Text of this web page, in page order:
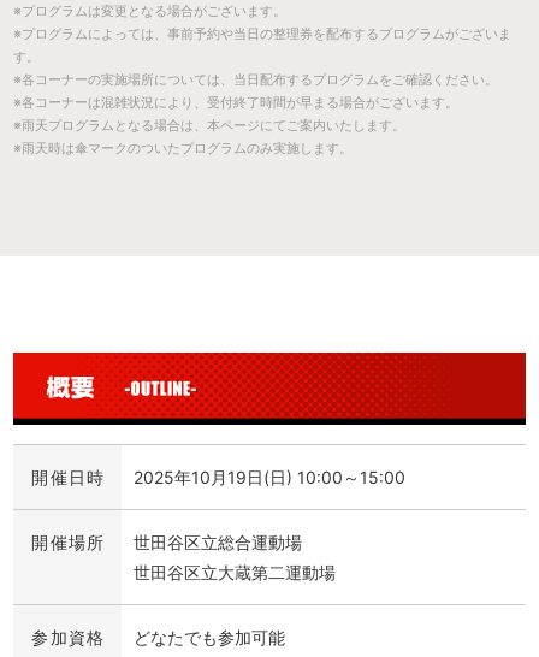
※プログラムは変更となる場合がございます。
※プログラムによっては、事前予約や当日の整理券を配布するプログラムがございま
す。
※各コーナーの実施場所については、当日配布するプログラムをご確認ください。
※各コーナーは混雑状況により、受付終了時間が早まる場合がございます。
※雨天プログラムとなる場合は、本ページにてご案内いたします。
※雨天時は傘マークのついたプログラムのみ実施します。
開催日時 2025年10月19日(日) 10:00～15:00
開催場所
世田谷区立総合運動場
世田谷区立大蔵第二運動場
参加資格 どなたでも参加可能